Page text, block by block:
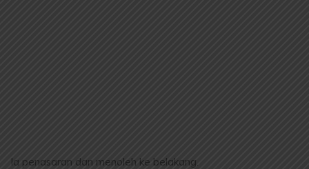
Ia penasaran dan menoleh ke belakang.